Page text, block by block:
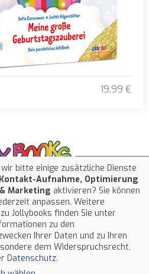
19,99 €
Service
Informationen
Zahlungsarten
bitte einige zusätzliche Dienste
Aufnahme, Optimierung
Marketing aktivieren? Sie können
anpassen. Weitere
Jollybooks finden Sie unter
zu den
Ihrer Daten und zu Ihren
dem Widerspruchsrecht,
Datenschutz.